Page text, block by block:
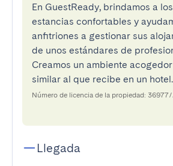
En GuestReady, brindamos a
estancias confortables y
anfitriones a gestionar sus
de unos estándares de
Creamos un ambiente
similar al que recibe en un hotel.
Número de licencia de la propiedad:
Llegada